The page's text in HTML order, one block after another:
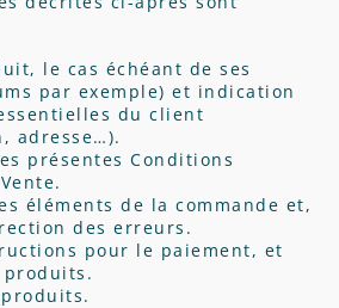
le cas échéant de ses
par exemple) et indication
du client
adresse…).
présentes Conditions
éléments de la commande et,
des erreurs.
pour le paiement, et
produits.